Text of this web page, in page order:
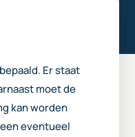
Er staat
moet de
kan worden
eventueel